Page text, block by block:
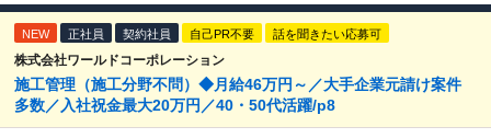
NEW 正社員 契約社員 自己PR不要 話を聞きたい応募可
株式会社ワールドコーポレーション
施工管理（施工分野不問）◆月給46万円～／大手企業元請け案件
多数／入社祝金最大20万円／40・50代活躍/p8